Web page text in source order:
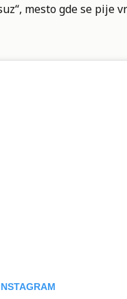
mesto gde se